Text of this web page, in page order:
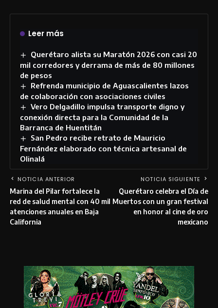
Leer más
Querétaro alista su Maratón 2026 con casi 20
mil corredores y derrama de más de 80 millones
de pesos
Refrenda municipio de Aguascalientes lazos
de colaboración con asociaciones civiles
Vero Delgadillo impulsa transporte digno y
conexión directa para la Comunidad de la
Barranca de Huentitán
San Pedro recibe retrato de Mauricio
Fernández elaborado con técnica artesanal de
Olinalá
NOTICIA ANTERIOR
Marina del Pilar fortalece la
red de salud mental con 40 mil
atenciones anuales en Baja
California
NOTICIA SIGUIENTE
Querétaro celebra el Día de
Muertos con un gran festival
en honor al cine de oro
mexicano